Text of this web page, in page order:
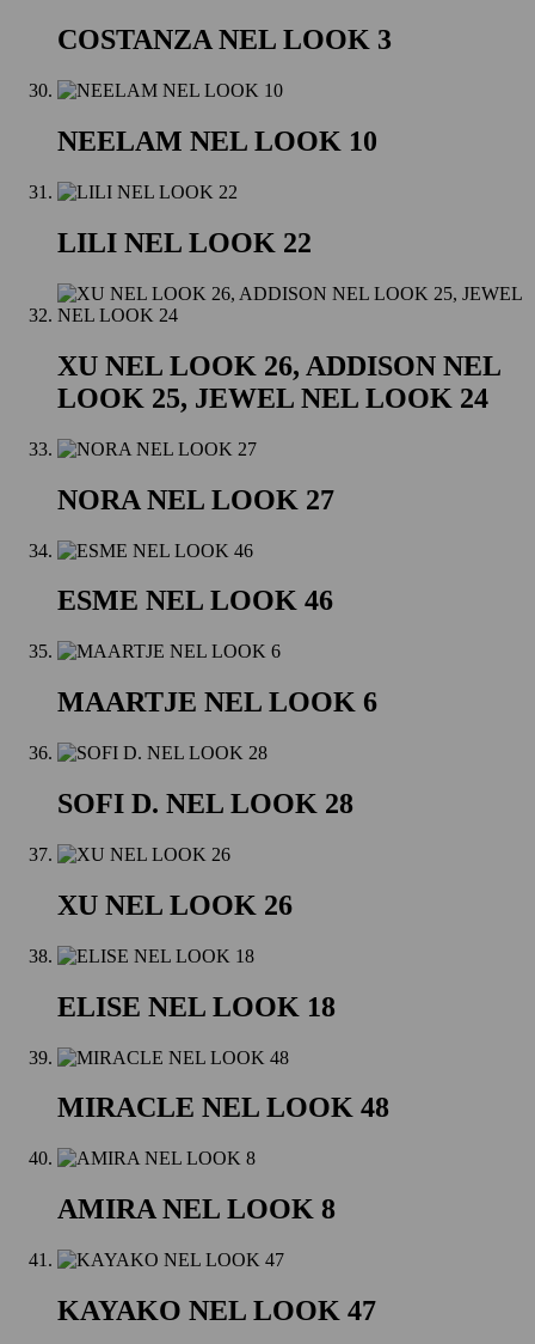
COSTANZA NEL LOOK 3
NEELAM NEL LOOK 10
LILI NEL LOOK 22
XU NEL LOOK 26, ADDISON NEL
LOOK 25, JEWEL NEL LOOK 24
NORA NEL LOOK 27
ESME NEL LOOK 46
MAARTJE NEL LOOK 6
SOFI D. NEL LOOK 28
XU NEL LOOK 26
ELISE NEL LOOK 18
MIRACLE NEL LOOK 48
AMIRA NEL LOOK 8
KAYAKO NEL LOOK 47